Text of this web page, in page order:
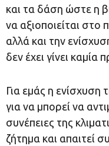
και τα δάση ώστε η
να αξιοποιείται στο
αλλά και την
δεν έχει γίνει
Για εμάς η ενίσχυση
για να μπορεί να
συνέπειες της
ζήτημα και απαιτεί